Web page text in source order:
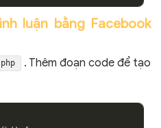
luận bằng Facebook
. Thêm đoạn code để tạo